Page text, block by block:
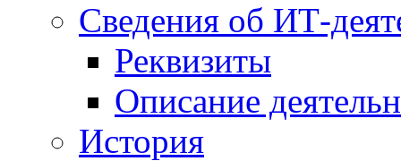
Сведения об ИТ-
Реквизиты
Описание
История